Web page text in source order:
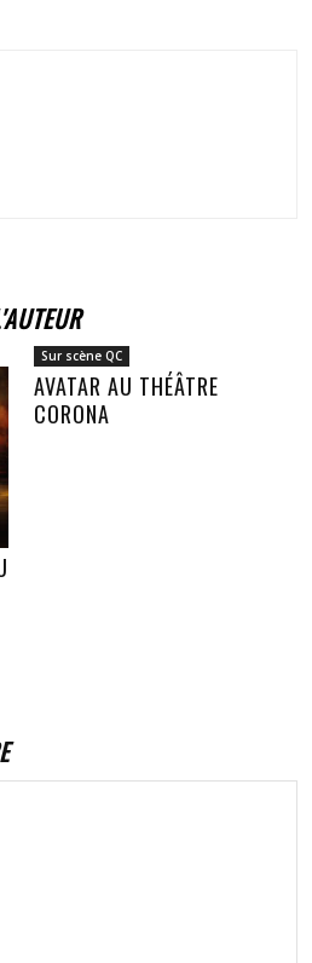
Sur scène QC
AVATAR AU THÉÂTRE
CORONA